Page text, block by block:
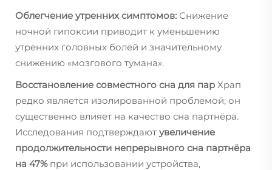
Облегчение утренних симптомов: Снижение
ночной гипоксии приводит к уменьшению
утренних головных болей и значительному
снижению «мозгового тумана».
Восстановление совместного сна для пар Храп
редко является изолированной проблемой; он
существенно влияет на качество сна партнёра.
Исследования подтверждают увеличение
продолжительности непрерывного сна партнёра
на 47% при использовании устройства,